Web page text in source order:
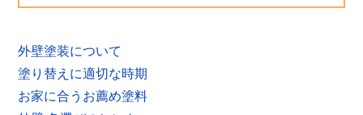
外壁塗装について
塗り替えに適切な時期
お家に合うお薦め塗料